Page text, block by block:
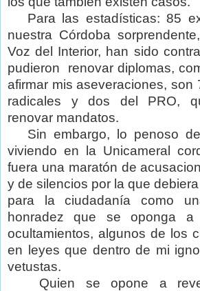
Para las estadísticas: 85
nuestra Córdoba
Voz del Interior, han sido
pudieron
renovar diplomas,
afirmar mis aseveraciones, son
radicales y dos del PRO,
renovar mandatos.
Sin embargo, lo penoso
viviendo en la Unicameral
fuera una maratón de
y de silencios por la que
para la ciudadanía como
honradez que se oponga
ocultamientos, algunos de los
en leyes que dentro de mi
vetustas.
Quien se opone a